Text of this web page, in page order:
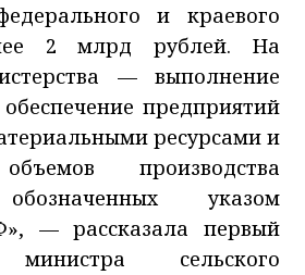
и краевого
2 млрд рублей. На
— выполнение
предприятий
ресурсами и
производства
указом
—рассказала первый
министра сельского